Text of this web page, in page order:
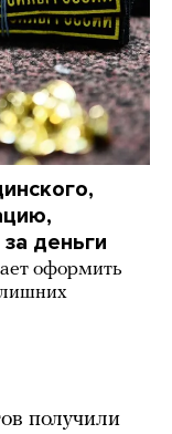
деньги
оформить
получили